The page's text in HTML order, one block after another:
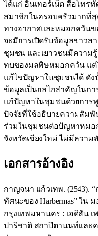
ได้แก่ อินเทอร์เน็ต สื่อโทร
สมาชิกในครอบครัวมากที่
ทางอากาศและหมอกควันข
จะมีการเปิดรับข้อมูลข่าวส
ชุมชน และเยาวชนมีความรู้
ทบของมลพิษหมอกควัน แต่
แก้ไขปัญหาในชุมชนได้ ดัง
ข้อมูลเป็นกลไกสำคัญในกา
แก้ปัญหาในชุมชนด้วยการ
ปัจจัยที่ใช้อธิบายความสัมพั
ร่วมในชุมชนต่อปัญหาหมอ
จังหวัดเชียงใหม่ ไม่มีควา
เอกสารอ้างอิง
กาญจนา แก้วเทพ. (2543).
ทัศนะของ Harbermas” ใน
กรุงเทพมหานคร : เอดิสัน เ
ปาริชาติ สถาปิตานนท์และ